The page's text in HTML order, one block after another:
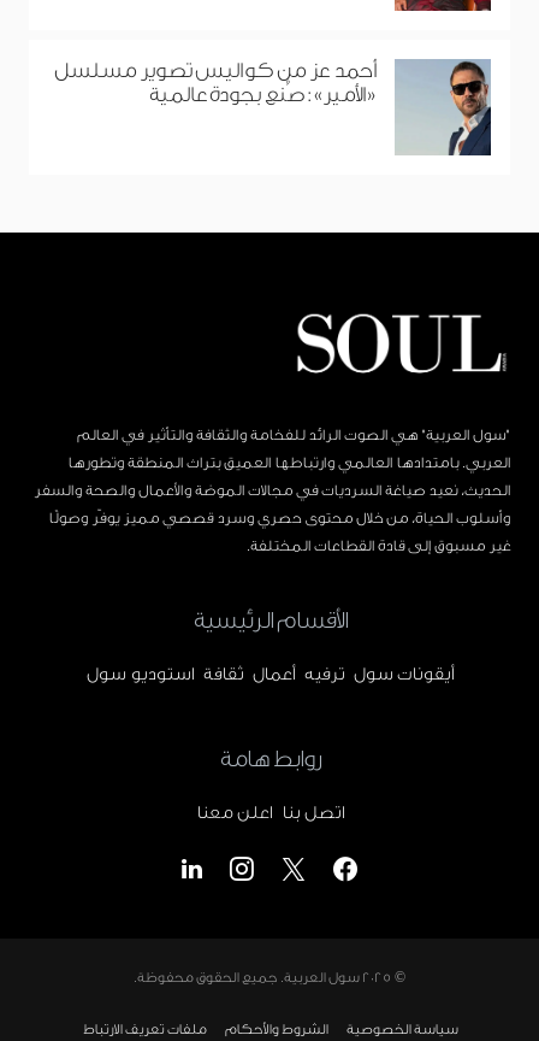
أحمد عز من كواليس تصوير مسلسل
«الأمير»: صُنع بجودة عالمية
"سول العربية" هي الصوت الرائد للفخامة والثقافة والتأثير في العالم
العربي. بامتدادها العالمي وارتباطها العميق بتراث المنطقة وتطورها
الحديث، نعيد صياغة السرديات في مجالات الموضة والأعمال والصحة والسفر
وأسلوب الحياة، من خلال محتوى حصري وسرد قصصي مميز يوفّر وصولًا
غير مسبوق إلى قادة القطاعات المختلفة.
الأقسام الرئيسية
أيقونات سول ترفيه أعمال ثقافة استوديو سول
روابط هامة
اتصل بنا اعلن معنا
© 2025 سول العربية. جميع الحقوق محفوظة.
سياسة الخصوصية الشروط والأحكام ملفات تعريف الارتباط